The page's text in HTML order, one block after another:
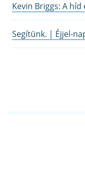
Kevin Briggs: A
Segítünk. | Éjjel-